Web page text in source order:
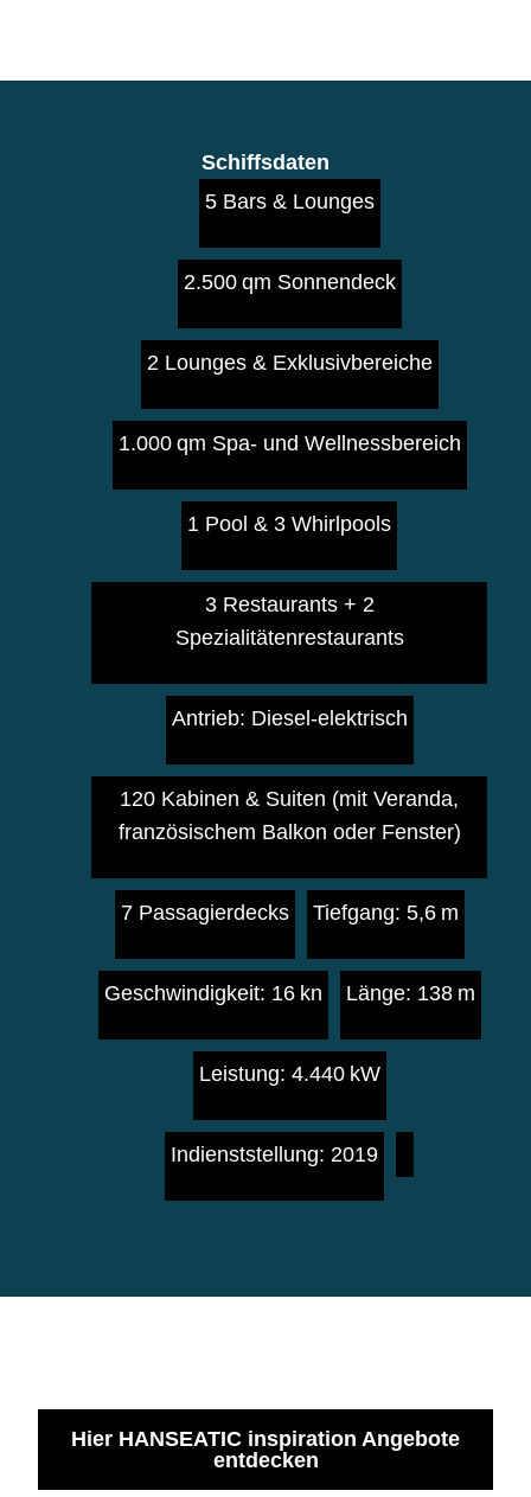
Schiffsdaten
5 Bars & Lounges
2.500 qm Sonnendeck
2 Lounges & Exklusivbereiche
1.000 qm Spa- und Wellnessbereich
1 Pool & 3 Whirlpools
3 Restaurants + 2
Spezialitätenrestaurants
Antrieb: Diesel-elektrisch
120 Kabinen & Suiten (mit Veranda,
französischem Balkon oder Fenster)
7 Passagierdecks Tiefgang: 5,6 m
Geschwindigkeit: 16 kn Länge: 138 m
Leistung: 4.440 kW
Indienststellung: 2019
Hier HANSEATIC inspiration Angebote
entdecken